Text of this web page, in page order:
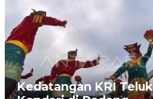
Kedatangan KRI Teluk